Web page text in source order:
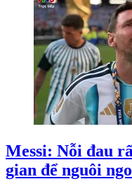
Messi: Nỗi đau
gian để nguôi